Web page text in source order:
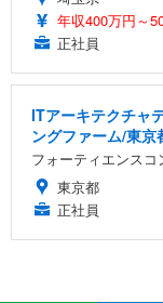
年収400万円～
正社員
ITアーキテクチャ
ングファーム/東京
フォーティエンス
東京都
正社員